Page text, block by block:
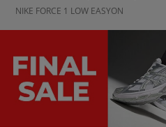
NIKE FORCE 1 LOW EASYON